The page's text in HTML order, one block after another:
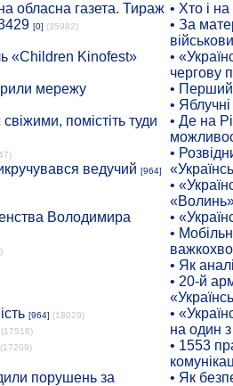
обласна газета. Тираж
[0] (35982)
«Children Kinofest»
мережу
помістіть туди
ведучий [964]
Володимира
[964] (18029)
(17518)
(17209)
порушень за
• Хто і
• За
•
чергову
• Перший
•
• Де на
•
•
«Волинь»
•
•
• Як
• 20-й
•
на один
• 1553
• Як